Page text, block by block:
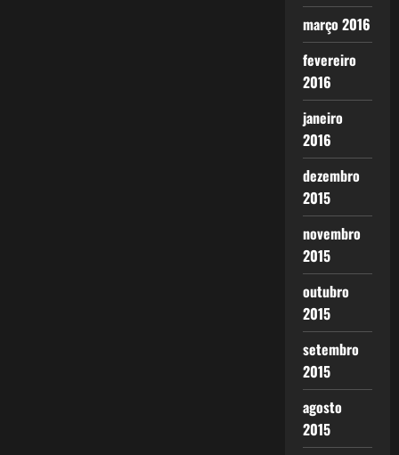
março 2016
fevereiro
2016
janeiro
2016
dezembro
2015
novembro
2015
outubro
2015
setembro
2015
agosto
2015